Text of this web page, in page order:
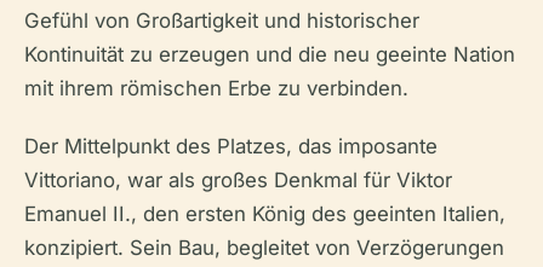
Gefühl von Großartigkeit und historischer
Kontinuität zu erzeugen und die neu geeinte Nation
mit ihrem römischen Erbe zu verbinden.
Der Mittelpunkt des Platzes, das imposante
Vittoriano, war als großes Denkmal für Viktor
Emanuel II., den ersten König des geeinten Italien,
konzipiert. Sein Bau, begleitet von Verzögerungen